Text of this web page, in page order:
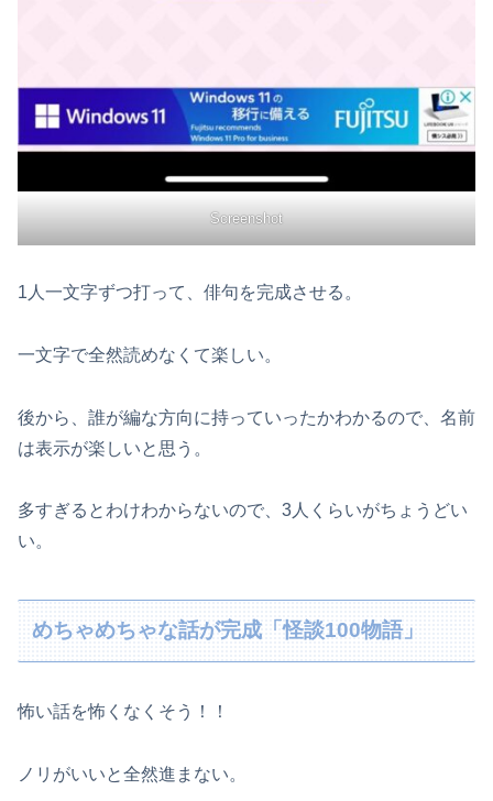
Screenshot
1人一文字ずつ打って、俳句を完成させる。
一文字で全然読めなくて楽しい。
後から、誰が編な方向に持っていったかわかるので、名前
は表示が楽しいと思う。
多すぎるとわけわからないので、3人くらいがちょうどい
い。
めちゃめちゃな話が完成「怪談100物語」
怖い話を怖くなくそう！！
ノリがいいと全然進まない。